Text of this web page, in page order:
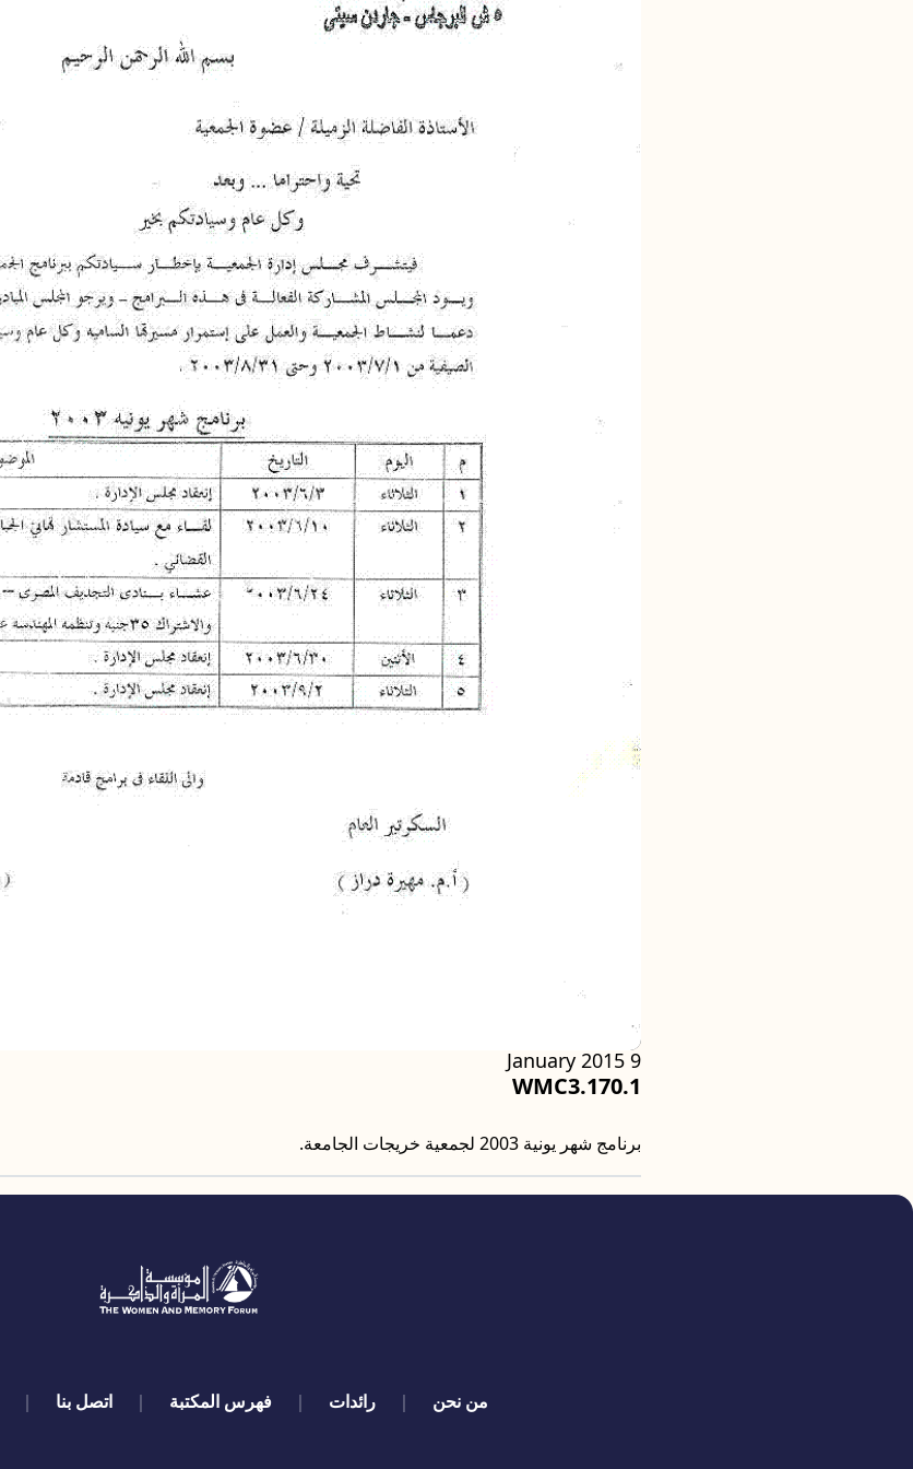
WMC3.170.1
9 January 2015
برنامج شهر يونية 2003 لجمعية خريجات الجامعة.
من نحن رائدات فهرس المكتبة اتصل بنا